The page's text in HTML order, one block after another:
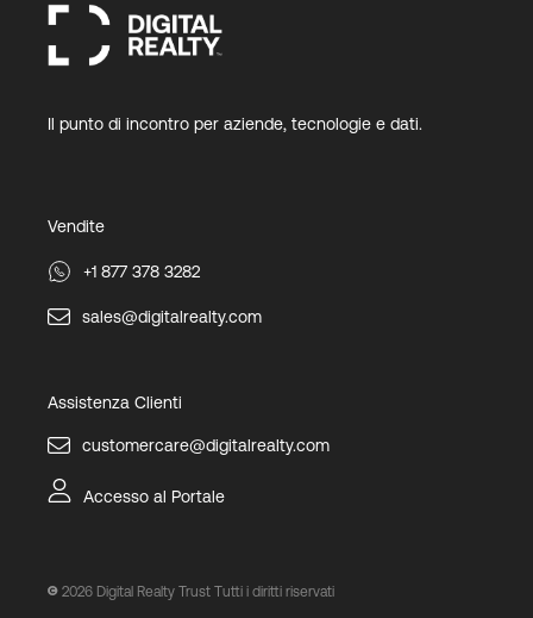
Il punto di incontro per aziende, tecnologie e dati.
Vendite
+1 877 378 3282
sales@digitalrealty.com
Assistenza Clienti
customercare@digitalrealty.com
Accesso al Portale
2026 Digital Realty Trust Tutti i diritti riservati